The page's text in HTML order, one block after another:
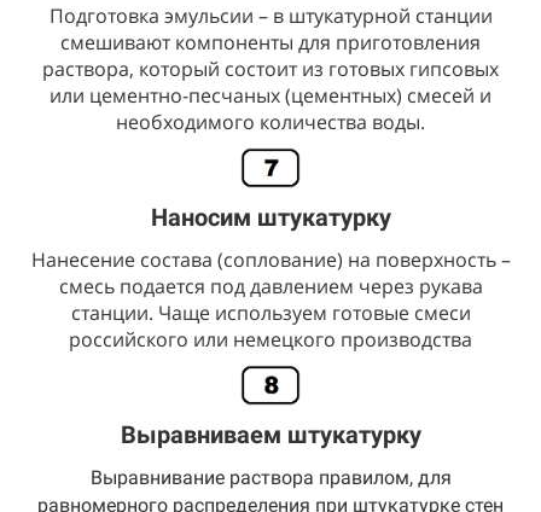
Подготовка эмульсии – в штукатурной станции
смешивают компоненты для приготовления
раствора, который состоит из готовых гипсовых
или цементно-песчаных (цементных) смесей и
необходимого количества воды.
Наносим штукатурку
Нанесение состава (соплование) на поверхность –
смесь подается под давлением через рукава
станции. Чаще используем готовые смеси
российского или немецкого производства
Выравниваем штукатурку
Выравнивание раствора правилом, для
равномерного распределения при штукатурке стен